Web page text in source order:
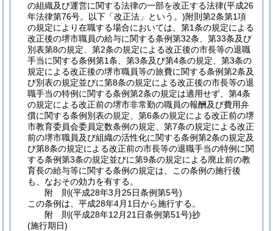
の組織及び運営に関する法律の一部を改正する法律(平成26
年法律第76号。以下「改正法」という。)附則第2条第1項
の規定により在職する場合においては、第1条の規定による
改正後の堺市職員の給与に関する条例第32条、第33条及び
別表第8の規定、第2条の規定による改正後の市長等の退職
手当に関する条例第1条、第3条及び第4条の規定、第3条の
規定による改正後の堺市職員等の旅費に関する条例第2条及
び別表の規定並びに第8条の規定による改正後の市長等の退
職手当の特例に関する条例第2条の規定は適用せず、第4条
の規定による改正前の堺市非常勤の職員の報酬及び費用弁
償に関する条例別表の規定、第6条の規定による改正前の堺
市教育委員会委員定数条例の規定、第7条の規定による改正
前の堺市職員及び組織の活性化に関する条例第2条の規定及
び第8条の規定による改正前の市長等の退職手当の特例に関
する条例第3条の規定並びに第9条の規定による廃止前の教
育長の給与等に関する条例の規定は、この条例の施行後
も、なおその効力を有する。
附 則(平成28年3月25日条例第5号)
この条例は、平成28年4月1日から施行する。
附 則(平成28年12月21日条例第51号)抄
(施行期日)